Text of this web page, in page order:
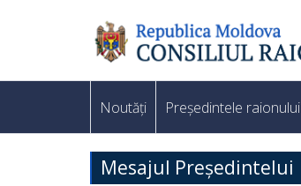
Noutăți Președintele raionului
Mesajul Președintelui